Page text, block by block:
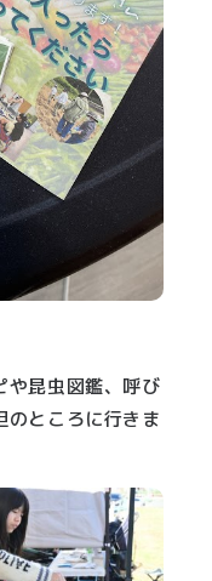
や昆虫図鑑、呼び
のところに行きま